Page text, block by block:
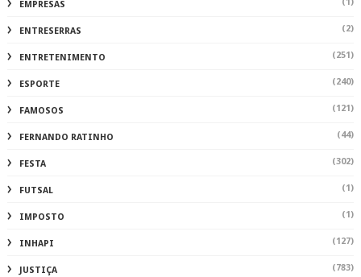
EMPRESAS (1)
ENTRESERRAS (2)
ENTRETENIMENTO (251)
ESPORTE (240)
FAMOSOS (121)
FERNANDO RATINHO (44)
FESTA (302)
FUTSAL (1)
IMPOSTO (1)
INHAPI (127)
JUSTIÇA (783)